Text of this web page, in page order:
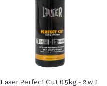
Laser Perfect Cut 0,5kg - 2 w 1